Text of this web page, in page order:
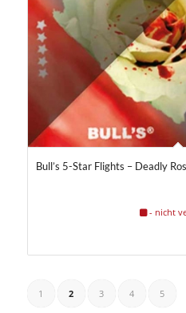
Bull’s 5-Star Flights – Deadly
- nicht
1 2 3 4 5